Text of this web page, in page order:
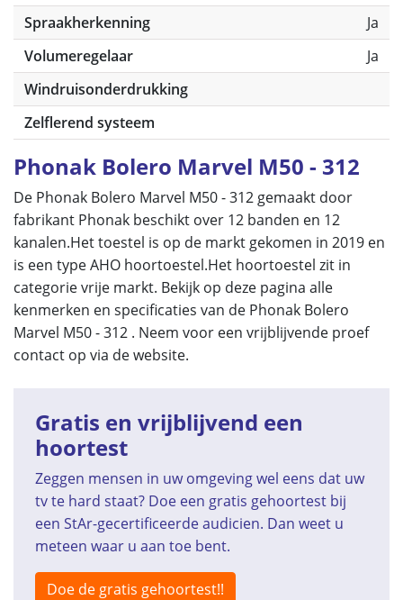
Spraakherkenning
Ja
Volumeregelaar
Ja
Windruisonderdrukking
Zelflerend systeem
Phonak Bolero Marvel M50 - 312
De Phonak Bolero Marvel M50 - 312 gemaakt door
fabrikant Phonak beschikt over 12 banden en 12
kanalen.Het toestel is op de markt gekomen in 2019 en
is een type AHO hoortoestel.Het hoortoestel zit in
categorie vrije markt. Bekijk op deze pagina alle
kenmerken en specificaties van de Phonak Bolero
Marvel M50 - 312 . Neem voor een vrijblijvende proef
contact op via de website.
Gratis en vrijblijvend een
hoortest
Zeggen mensen in uw omgeving wel eens dat uw
tv te hard staat? Doe een gratis gehoortest bij
een StAr-gecertificeerde audicien. Dan weet u
meteen waar u aan toe bent.
Doe de gratis gehoortest!!